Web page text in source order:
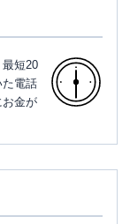
短20
た電話
お金が